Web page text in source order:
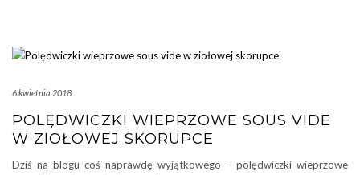
6 kwietnia 2018
POLĘDWICZKI WIEPRZOWE SOUS VIDE
W ZIOŁOWEJ SKORUPCE
Dziś na blogu coś naprawdę wyjątkowego – polędwiczki wieprzowe